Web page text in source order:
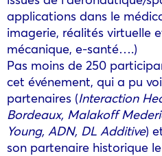
applications dans le
imagerie, réalités virtuelle
mécanique, e-santé….)
Pas moins de 250
cet événement, qui a pu
partenaires (Interaction
Bordeaux, Malakoff
Young, ADN, DL Additive)
son partenaire historique le